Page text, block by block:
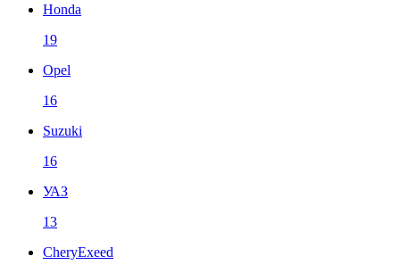
Honda
19
Opel
16
Suzuki
16
УАЗ
13
CheryExeed